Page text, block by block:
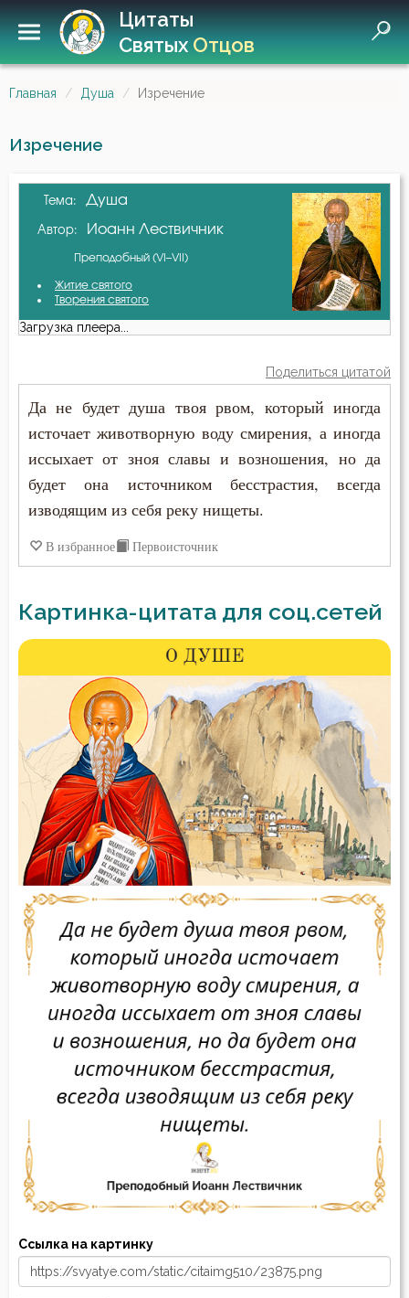
Цитаты
СвятыхОтцов
Главная Душа Изречение
Изречение
Тема: Душа
Автор: Иоанн Лествичник
Преподобный (VI–VII)
Житие святого
Творения святого
Загрузка плеера...
Поделиться цитатой
Да не будет душа твоя рвом, который иногда
источает животворную воду смирения, а иногда
иссыхает от зноя славы и возношения, но да
будет она источником бесстрастия, всегда
изводящим из себя реку нищеты.
В избранное Первоисточник
Картинка-цитата для соц.сетей
Ссылка на картинку